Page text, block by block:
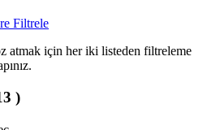
Filtrele
atmak için her iki listeden filtreleme
)